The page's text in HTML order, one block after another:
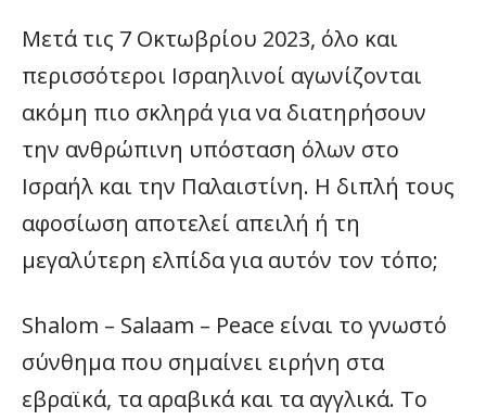
Μετά τις 7 Οκτωβρίου 2023, όλο και
περισσότεροι Ισραηλινοί αγωνίζονται
ακόμη πιο σκληρά για να διατηρήσουν
την ανθρώπινη υπόσταση όλων στο
Ισραήλ και την Παλαιστίνη. Η διπλή τους
αφοσίωση αποτελεί απειλή ή τη
μεγαλύτερη ελπίδα για αυτόν τον τόπο;
Shalom – Salaam – Peace είναι το γνωστό
σύνθημα που σημαίνει ειρήνη στα
εβραϊκά, τα αραβικά και τα αγγλικά. Το